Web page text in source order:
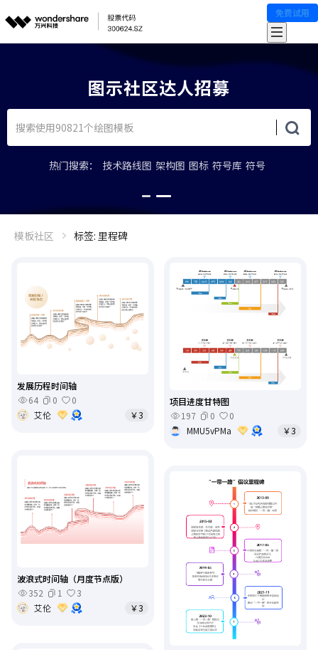
免费试用
上图示学堂，轻松上手图示软件
热门搜索： 技术路线图 架构图 图标 符号库 符号
模板社区 标签: 里程碑
发展历程时间轴
64
0
0
艾伦
￥3
项目进度甘特图
197
0
0
MMU5vPMa
￥3
波浪式时间轴（月度节点版）
352
1
3
艾伦
￥3